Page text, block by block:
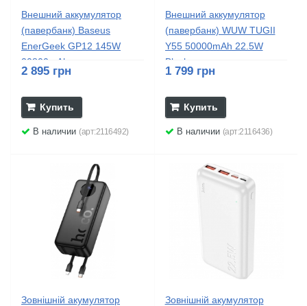
Внешний аккумулятор
(павербанк) Baseus
EnerGeek GP12 145W
20800mAh...
2 895 грн
Купить
В наличии (арт:2116492)
Внешний аккумулятор
(павербанк) WUW TUGII
Y55 50000mAh 22.5W
Black
1 799 грн
Купить
В наличии (арт:2116436)
Зовнішній акумулятор
Зовнішній акумулятор